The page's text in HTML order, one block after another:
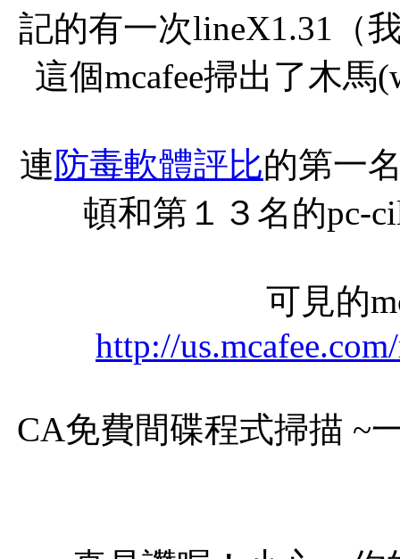
記的有一次lineX1.31（
這個mcafee掃出了木馬
連防毒軟體評比的第一
頓和第１３名的pc-
可見的
http://
CA免費間碟程式掃描 ~